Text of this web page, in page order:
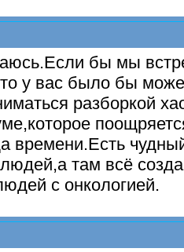
бы мы
у вас было бы
разборкой
времени.Есть
там всё
с онкологией.